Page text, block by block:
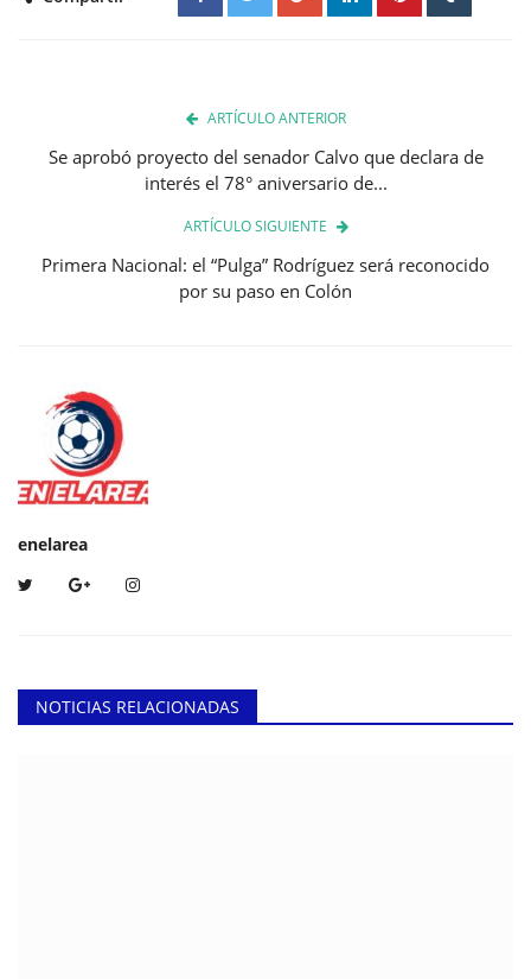
ARTÍCULO ANTERIOR
Se aprobó proyecto del senador Calvo que declara de
interés el 78° aniversario de...
ARTÍCULO SIGUIENTE
Primera Nacional: el “Pulga” Rodríguez será reconocido
por su paso en Colón
enelarea
NOTICIAS RELACIONADAS